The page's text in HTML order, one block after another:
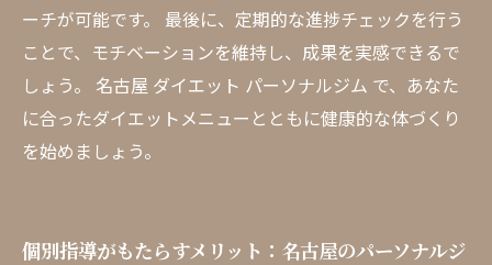
ーチが可能です。 最後に、定期的な進捗チェックを行う
ことで、モチベーションを維持し、成果を実感できるで
しょう。 名古屋 ダイエット パーソナルジム で、あなた
に合ったダイエットメニューとともに健康的な体づくり
を始めましょう。
個別指導がもたらすメリット：名古屋のパーソナルジ